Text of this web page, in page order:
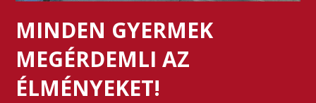
MINDEN GYERMEK
MEGÉRDEMLI AZ
ÉLMÉNYEKET!